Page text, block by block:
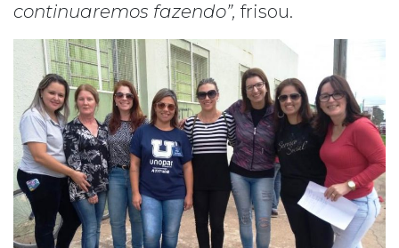
continuaremos fazendo”, frisou.